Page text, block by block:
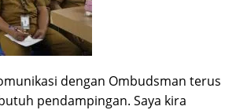
dengan Ombudsman terus
pendampingan. Saya kira